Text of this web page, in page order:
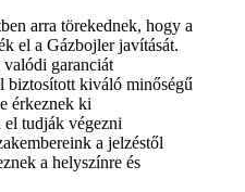
arra törekednek, hogy a
el a Gázbojler javítását.
garanciát
biztosított kiváló minőségű
érkeznek ki
tudják végezni
a jelzéstől
a helyszínre és